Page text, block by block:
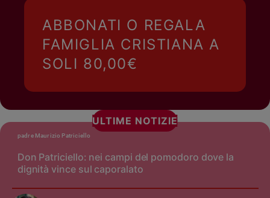
ABBONATI O REGALA
FAMIGLIA CRISTIANA A
SOLI 80,00€
ULTIME NOTIZIE
Don Patriciello: nei campi del pomodoro dove la
dignità vince sul caporalato
padre Maurizio Patriciello